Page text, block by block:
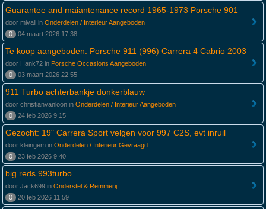
Guarantee and maiantenance record 1965-1973 Porsche 901
door mivali in Onderdelen / Interieur Aangeboden
0
04 maart 2026 17:38
Te koop aangeboden: Porsche 911 (996) Carrera 4 Cabrio 2003
door Hank72 in Porsche Occasions Aangeboden
0
03 maart 2026 22:55
911 Turbo achterbankje donkerblauw
door christianvanloon in Onderdelen / Interieur Aangeboden
0
24 feb 2026 9:15
Gezocht: 19" Carrera Sport velgen voor 997 C2S, evt inruil
door kleingem in Onderdelen / Interieur Gevraagd
0
23 feb 2026 9:40
big reds 993turbo
door Jack699 in Onderstel & Remmerij
0
20 feb 2026 11:59